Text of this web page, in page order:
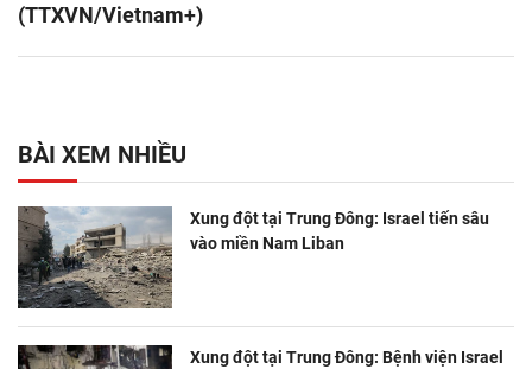
(TTXVN/Vietnam+)
BÀI XEM NHIỀU
Xung đột tại Trung Đông: Israel tiến sâu
vào miền Nam Liban
Xung đột tại Trung Đông: Bệnh viện Israel